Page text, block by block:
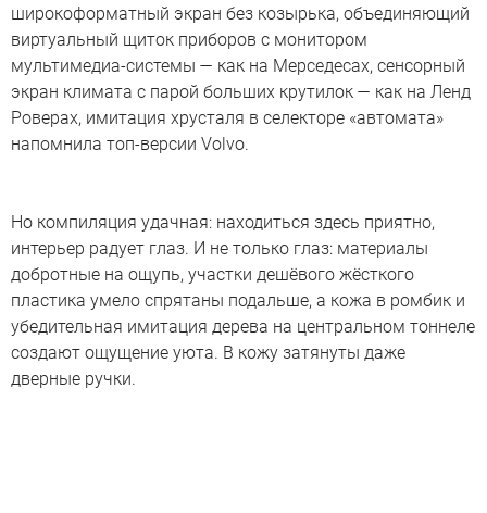
широкоформатный экран без козырька, объединяющий
виртуальный щиток приборов с монитором
мультимедиа-системы — как на Мерседесах, сенсорный
экран климата с парой больших крутилок — как на Ленд
Роверах, имитация хрусталя в селекторе «автомата»
напомнила топ-версии Volvo.
Но компиляция удачная: находиться здесь приятно,
интерьер радует глаз. И не только глаз: материалы
добротные на ощупь, участки дешёвого жёсткого
пластика умело спрятаны подальше, а кожа в ромбик и
убедительная имитация дерева на центральном тоннеле
создают ощущение уюта. В кожу затянуты даже
дверные ручки.